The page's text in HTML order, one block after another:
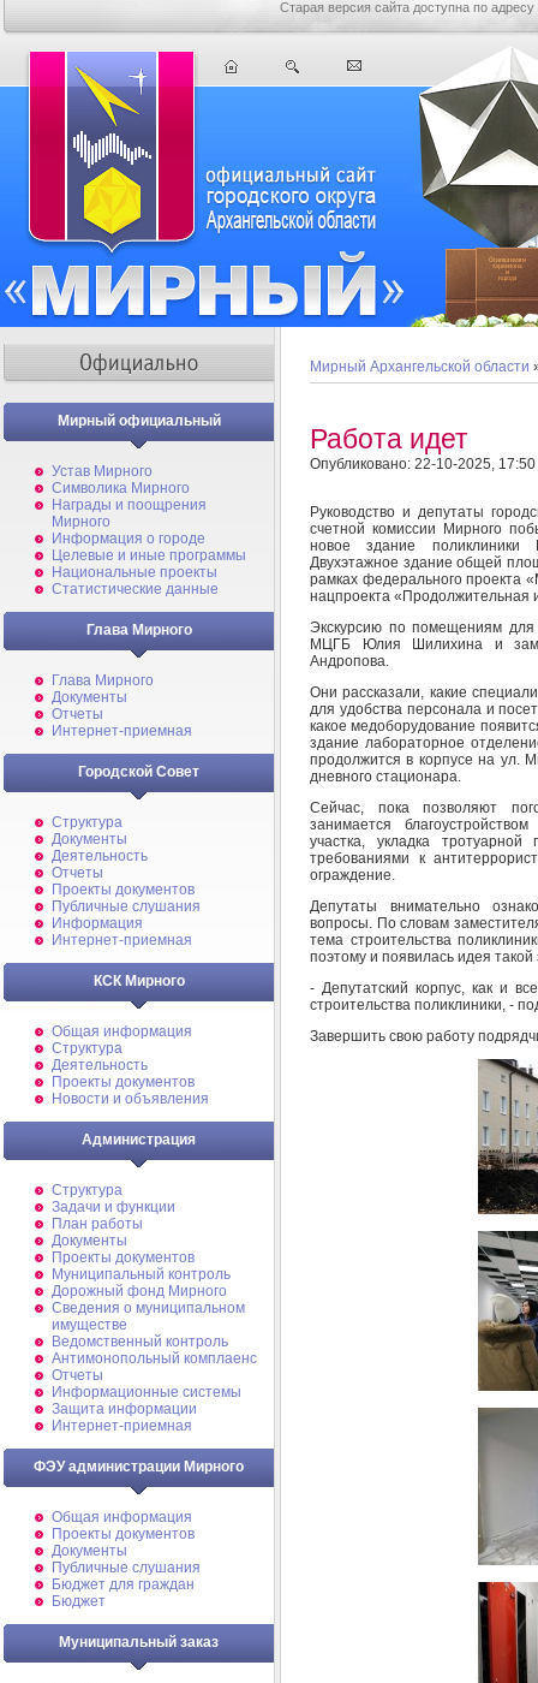
Старая версия сайта доступна по адресу
Мирный официальный
Устав Мирного
Символика Мирного
Награды и поощрения
Мирного
Информация о городе
Целевые и иные программы
Национальные проекты
Статистические данные
Глава Мирного
Глава Мирного
Документы
Отчеты
Интернет-приемная
Городской Совет
Структура
Документы
Деятельность
Отчеты
Проекты документов
Публичные слушания
Информация
Интернет-приемная
КСК Мирного
Общая информация
Структура
Деятельность
Проекты документов
Новости и объявления
Администрация
Структура
Задачи и функции
План работы
Документы
Проекты документов
Муниципальный контроль
Дорожный фонд Мирного
Cведения о муниципальном
имуществе
Ведомственный контроль
Антимонопольный комплаенс
Отчеты
Информационные системы
Защита информации
Интернет-приемная
ФЭУ администрации Мирного
Общая информация
Проекты документов
Документы
Публичные слушания
Бюджет для граждан
Бюджет
Муниципальный заказ
Мирный Архангельской области
Работа идет
Опубликовано: 22-10-2025, 17:50
Руководство и депутаты
счетной комиссии Мирного
новое здание поликлиники
Двухэтажное здание общей
рамках федерального проекта
нацпроекта «Продолжительная
Экскурсию по помещениям для
МЦГБ Юлия Шилихина и
Андропова.
Они рассказали, какие
для удобства персонала и
какое медоборудование
здание лабораторное
продолжится в корпусе на ул.
дневного стационара.
Сейчас, пока позволяют
занимается
участка, укладка
требованиями к
ограждение.
Депутаты внимательно
вопросы. По словам
тема строительства
поэтому и появилась идея
- Депутатский корпус, как и
строительства поликлиники, -
Завершить свою работу